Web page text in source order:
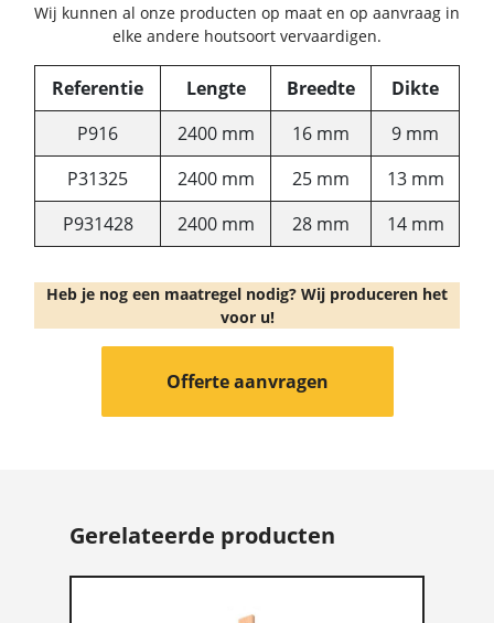
Wij kunnen al onze producten op maat en op aanvraag in
elke andere houtsoort vervaardigen.
Referentie Lengte Breedte
Dikte
P916
2400 mm 16 mm
9 mm
P31325
2400 mm 25 mm
13 mm
P931428
2400 mm 28 mm 14 mm
Heb je nog een maatregel nodig? Wij produceren het
voor u!
Offerte aanvragen
Gerelateerde producten